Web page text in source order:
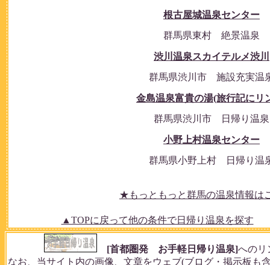
根古屋城温泉センター
群馬県東村 絶景温泉
渋川温泉スカイテルメ渋川
群馬県渋川市 施設充実温
金島温泉富貴の湯(旅行記にリ
群馬県渋川市 日帰り温泉
小野上村温泉センター
群馬県小野上村 日帰り温
★もっともっと群馬の温泉情報は
▲TOPに戻って他の条件で日帰り温泉を探す
[首都圏発 お手軽日帰り温泉]へのリ
なお、当サイト内の画像、文章をウェブ(ブログ・掲示板も